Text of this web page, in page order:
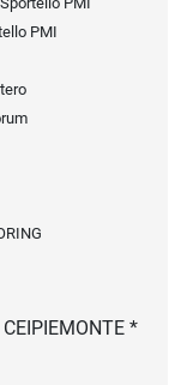
PMI
*